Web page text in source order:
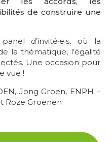
de construire une
d’invité·e·s, où la
la thématique, l’égalité
Une occasion pour
vue !
Jong Groen, ENPH –
Roze Groenen